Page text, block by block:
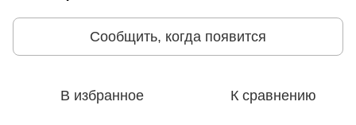
Сообщить, когда появится
В избранное К сравнению